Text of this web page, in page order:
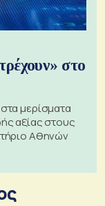
στο
μερίσματα
αξίας στους
Αθηνών